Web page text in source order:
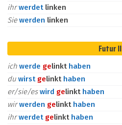
ihrwerdet linken
Siewerden linken
Futur II
ich werde gelinkt haben
du wirst gelinkt haben
er/sie/eswird gelinkt haben
wirwerden gelinkt haben
ihrwerdet gelinkt haben